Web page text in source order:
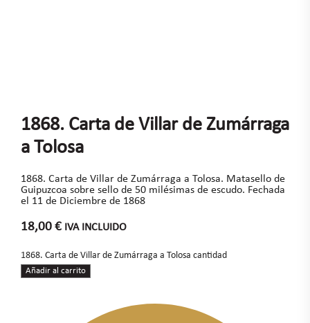
1868. Carta de Villar de Zumárraga
a Tolosa
1868. Carta de Villar de Zumárraga a Tolosa. Matasello de
Guipuzcoa sobre sello de 50 milésimas de escudo. Fechada
el 11 de Diciembre de 1868
18,00 € IVA INCLUIDO
1868. Carta de Villar de Zumárraga a Tolosa cantidad
Añadir al carrito